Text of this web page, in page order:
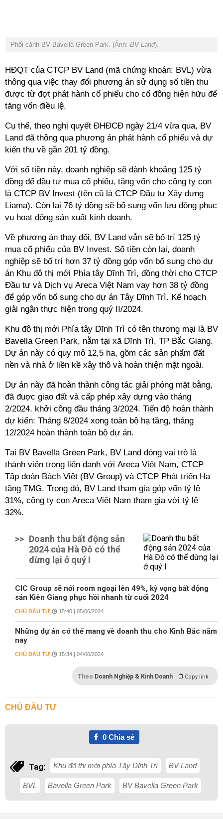
Phối cảnh BV Bavella Green Park. (Ảnh: BV Land).
HĐQT của CTCP BV Land (mã chứng khoán: BVL) vừa
thông qua việc thay đổi phương án sử dụng số tiền thu
được từ đợt phát hành cổ phiếu cho cổ đông hiện hữu để
tăng vốn điều lệ.
Cụ thể, theo nghị quyết ĐHĐCĐ ngày 21/4 vừa qua, BV
Land đã thông qua phương án phát hành cổ phiếu và dự
kiến thu về gần 201 tỷ đồng.
Với số tiền này, doanh nghiệp sẽ dành khoảng 125 tỷ
đồng để đầu tư mua cổ phiếu, tăng vốn cho công ty con
là CTCP BV Invest (tên cũ là CTCP Đầu tư Xây dựng
Liama). Còn lại 76 tỷ đồng sẽ bổ sung vốn lưu động phục
vụ hoạt động sản xuất kinh doanh.
Về phương án thay đổi, BV Land vẫn sẽ bố trí 125 tỷ
mua cổ phiếu của BV Invest. Số tiền còn lại, doanh
nghiệp sẽ bố trí hơn 37 tỷ đồng góp vốn bổ sung cho dự
án Khu đô thị mới Phía tây Dĩnh Trì, đồng thời cho CTCP
Đầu tư và Dịch vụ Areca Việt Nam vay hơn 38 tỷ đồng
để góp vốn bổ sung cho dự án Tây Dĩnh Trì. Kế hoạch
giải ngân thực hiện trong quý II/2024.
Khu đô thị mới Phía tây Dĩnh Trì có tên thương mại là BV
Bavella Green Park, nằm tại xã Dĩnh Trì, TP Bắc Giang.
Dự án này có quy mô 12,5 ha, gồm các sản phẩm đất
nền và nhà ở liền kề xây thô và hoàn thiện mặt ngoài.
Dự án này đã hoàn thành công tác giải phóng mặt bằng,
đã đuợc giao đất và cấp phép xây dựng vào tháng
2/2024, khởi công đầu tháng 3/2024. Tiến độ hoàn thành
dự kiến: Tháng 8/2024 xong toàn bộ hạ tầng, tháng
12/2024 hoàn thành toàn bộ dự án.
Tại BV Bavella Green Park, BV Land đóng vai trò là
thành viên trong liên danh với Areca Việt Nam, CTCP
Tập đoàn Bách Việt (BV Group) và CTCP Phát triển Hạ
tầng TMG. Trong đó, BV Land tham gia góp vốn tỷ lệ
31%, công ty con Areca Việt Nam tham gia với tỷ lệ
32%.
>> Doanh thu bất động sản
2024 của Hà Đô có thể
dừng lại ở quý I
CIC Group sẽ nới room ngoại lên 49%, kỳ vọng bất động
sản Kiên Giang phục hồi nhanh từ cuối 2024
CHỦ ĐẦU TƯ 15:40 | 05/06/2024
Những dự án có thể mang về doanh thu cho Kinh Bắc năm
nay
CHỦ ĐẦU TƯ 15:34 | 04/06/2024
Theo Doanh Nghiệp & Kinh Doanh Copy link
CHỦ ĐẦU TƯ
0Chia sẻ
Tag: Khu đô thị mới phía Tây Dĩnh Trì BV Land
BVL Bavella Green Park BV Bavella Green Park